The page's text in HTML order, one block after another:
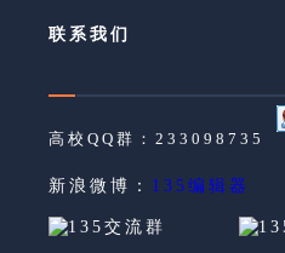
联系我们
高校QQ群：233098735
新浪微博： 135编辑器